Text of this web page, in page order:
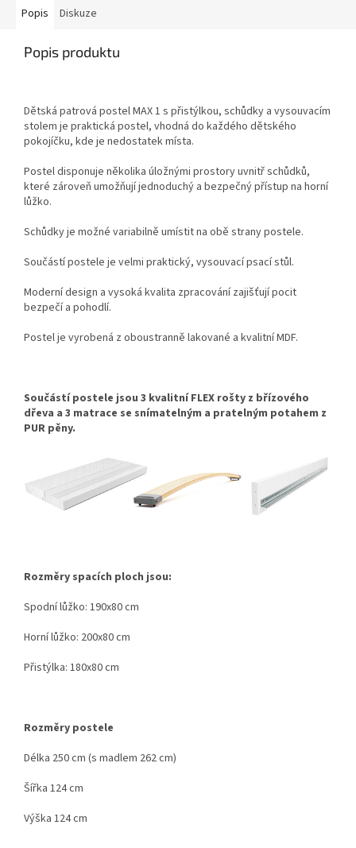
Popis Diskuze
Popis produktu
Dětská patrová postel MAX 1 s přistýlkou, schůdky a vysouvacím
stolem je praktická postel, vhodná do každého dětského
pokojíčku, kde je nedostatek místa.
Postel disponuje několika úložnými prostory uvnitř schůdků,
které zároveň umožňují jednoduchý a bezpečný přístup na horní
lůžko.
Schůdky je možné variabilně umístit na obě strany postele.
Součástí postele je velmi praktický, vysouvací psací stůl.
Moderní design a vysoká kvalita zpracování zajišťují pocit
bezpečí a pohodlí.
Postel je vyrobená z oboustranně lakované a kvalitní MDF.
Součástí postele jsou 3 kvalitní FLEX rošty z břízového
dřeva a 3 matrace se snímatelným a pratelným potahem z
PUR pěny.
Rozměry spacích ploch jsou:
Spodní lůžko: 190x80 cm
Horní lůžko: 200x80 cm
Přistýlka: 180x80 cm
Rozměry postele
Délka 250 cm (s madlem 262 cm)
Šířka 124 cm
Výška 124 cm